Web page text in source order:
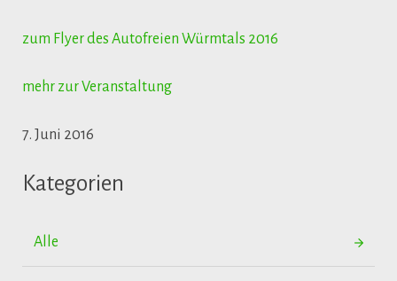
zum Flyer des Autofreien Würmtals 2016
mehr zur Veranstaltung
7. Juni 2016
Kategorien
Alle